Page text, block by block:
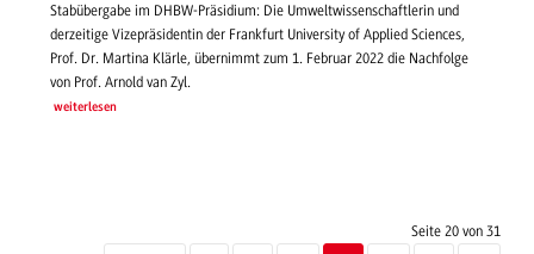
Stabübergabe im DHBW-Präsidium: Die Umweltwissenschaftlerin und
derzeitige Vizepräsidentin der Frankfurt University of Applied Sciences,
Prof. Dr. Martina Klärle, übernimmt zum 1. Februar 2022 die Nachfolge
von Prof. Arnold van Zyl.
weiterlesen
Seite 20 von 31